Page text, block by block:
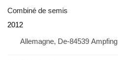
Combiné de semis
2012
Allemagne, De-84539 Ampfing